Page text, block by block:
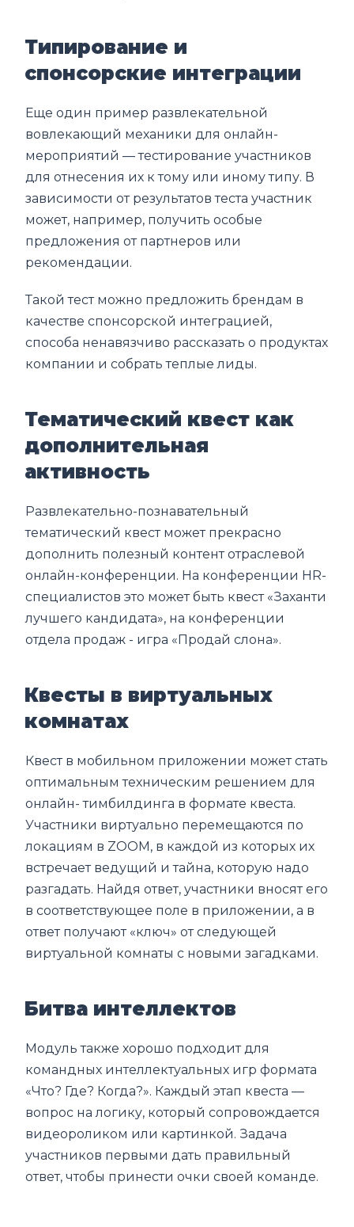
Типирование и
спонсорские интеграции
Еще один пример развлекательной
вовлекающий механики для онлайн-
мероприятий — тестирование участников
для отнесения их к тому или иному типу. В
зависимости от результатов теста участник
может, например, получить особые
предложения от партнеров или
рекомендации.
Такой тест можно предложить брендам в
качестве спонсорской интеграцией,
способа ненавязчиво рассказать о продуктах
компании и собрать теплые лиды.
Тематический квест как
дополнительная
активность
Развлекательно-познавательный
тематический квест может прекрасно
дополнить полезный контент отраслевой
онлайн-конференции. На конференции HR-
специалистов это может быть квест «Заханти
лучшего кандидата», на конференции
отдела продаж - игра «Продай слона».
Квесты в виртуальных
комнатах
Квест в мобильном приложении может стать
оптимальным техническим решением для
онлайн- тимбилдинга в формате квеста.
Участники виртуально перемещаются по
локациям в ZOOM, в каждой из которых их
встречает ведущий и тайна, которую надо
разгадать. Найдя ответ, участники вносят его
в соответствующее поле в приложении, а в
ответ получают «ключ» от следующей
виртуальной комнаты с новыми загадками.
Битва интеллектов
Модуль также хорошо подходит для
командных интеллектуальных игр формата
«Что? Где? Когда?». Каждый этап квеста —
вопрос на логику, который сопровождается
видеороликом или картинкой. Задача
участников первыми дать правильный
ответ, чтобы принести очки своей команде.